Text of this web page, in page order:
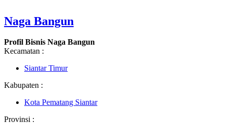
Naga Bangun
Profil Bisnis Naga Bangun
Kecamatan :
Siantar Timur
Kabupaten :
Kota Pematang Siantar
Provinsi :